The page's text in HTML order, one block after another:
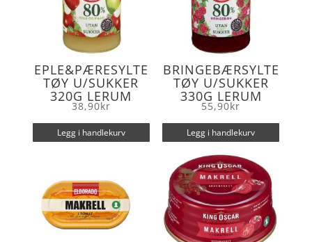
EPLE&PÆRESYLTE
TØY U/SUKKER
320G LERUM
38,90kr
Legg i handlekurv
BRINGEBÆRSYLTE
TØY U/SUKKER
330G LERUM
55,90kr
Legg i handlekurv